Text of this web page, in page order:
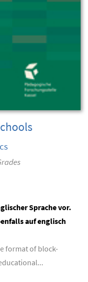
Sprache vor.
auf englisch
format of block-